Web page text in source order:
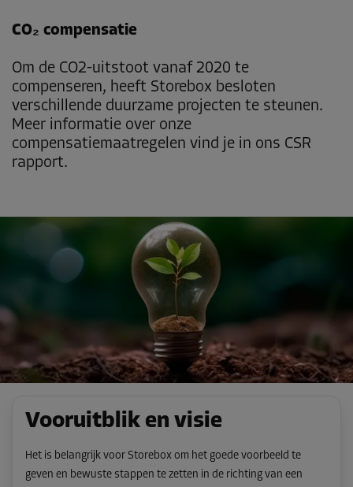
CO₂ compensatie
Om de CO2-uitstoot vanaf 2020 te
compenseren, heeft Storebox besloten
verschillende duurzame projecten te steunen.
Meer informatie over onze
compensatiemaatregelen vind je in ons CSR
rapport.
Vooruitblik en visie
Het is belangrijk voor Storebox om het goede voorbeeld te
geven en bewuste stappen te zetten in de richting van een